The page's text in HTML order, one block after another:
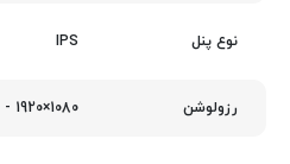
نوع پنل IPS
رزولوشن 1080×1920 - FHD